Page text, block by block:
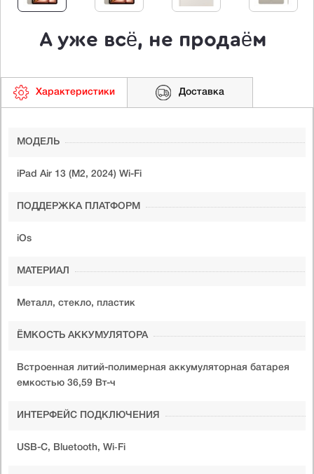
А уже всё, не продаём
Характеристики Доставка
МОДЕЛЬ
iPad Air 13 (M2, 2024) Wi-Fi
ПОДДЕРЖКА ПЛАТФОРМ
iOs
МАТЕРИАЛ
Металл, стекло, пластик
ЁМКОСТЬ АККУМУЛЯТОРА
Встроенная литий-полимерная аккумуляторная батарея
емкостью 36,59 Вт-ч
ИНТЕРФЕЙС ПОДКЛЮЧЕНИЯ
USB-C, Bluetooth, Wi‑Fi